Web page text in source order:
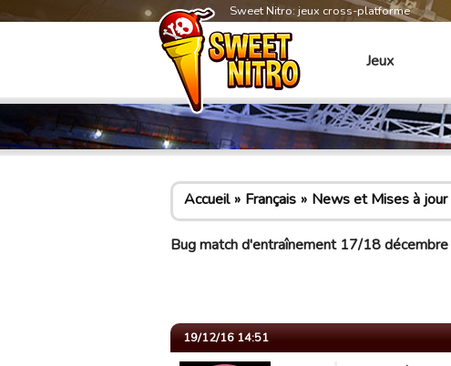
Sweet Nitro: jeux cross-platforme
Jeux
Accueil Français News et Mises à jour
Bug match d'entraînement 17/18 décembre
19/12/16 14:51